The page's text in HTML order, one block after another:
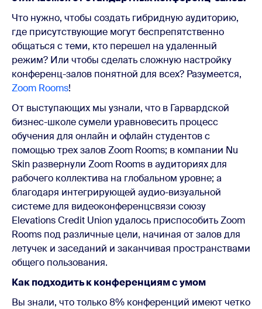
Что нужно, чтобы создать гибридную аудиторию,
где присутствующие могут беспрепятственно
общаться с теми, кто перешел на удаленный
режим? Или чтобы сделать сложную настройку
конференц-залов понятной для всех? Разумеется,
Zoom Rooms!
От выступающих мы узнали, что в Гарвардской
бизнес-школе сумели уравновесить процесс
обучения для онлайн и офлайн студентов с
помощью трех залов Zoom Rooms; в компании Nu
Skin развернули Zoom Rooms в аудиториях для
рабочего коллектива на глобальном уровне; а
благодаря интегрирующей аудио-визуальной
системе для видеоконференцсвязи союзу
Elevations Credit Union удалось приспособить Zoom
Rooms под различные цели, начиная от залов для
летучек и заседаний и заканчивая пространствами
общего пользования.
Как подходить к конференциям с умом
Вы знали, что только 8% конференций имеют четко